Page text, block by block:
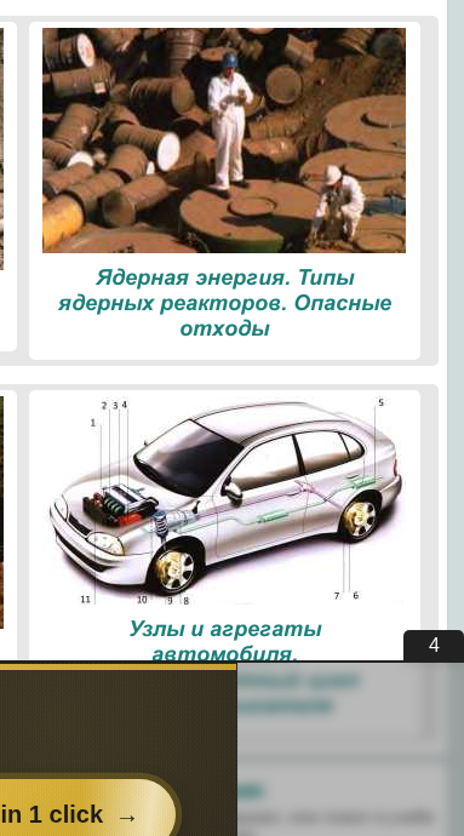
Ядерная энергия. Типы
ядерных реакторов. Опасные
отходы
Узлы и агрегаты
автомобиля.
Четырехтактный цикл
работы двигателя
Поделитесь с друзьями:
информационный материал, или помог в учебе
3